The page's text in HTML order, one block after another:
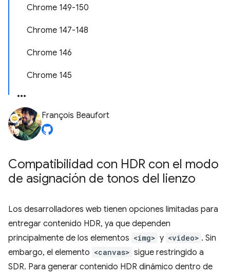
Chrome 149-150
Chrome 147-148
Chrome 146
Chrome 145
François Beaufort
Compatibilidad con HDR con el modo
de asignación de tonos del lienzo
Los desarrolladores web tienen opciones limitadas para
entregar contenido HDR, ya que dependen
principalmente de los elementos <img> y <video> . Sin
embargo, el elemento <canvas> sigue restringido a
SDR. Para generar contenido HDR dinámico dentro de